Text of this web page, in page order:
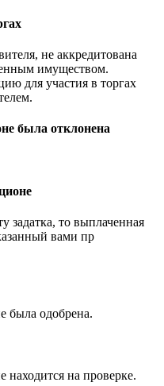
не аккредитована
имуществом.
для участия в торгах
была отклонена
задатка, то выплаченная
вами пр
была одобрена.
находится на проверке.